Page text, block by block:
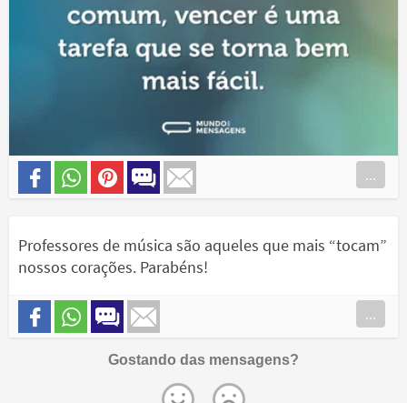
...
Professores de música são aqueles que mais “tocam”
nossos corações. Parabéns!
...
Gostando das mensagens?